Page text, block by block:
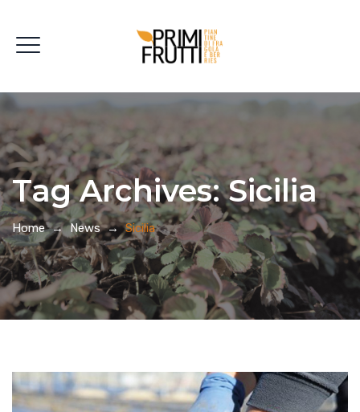
Tag Archives:Sicilia
Home→News→Sicilia